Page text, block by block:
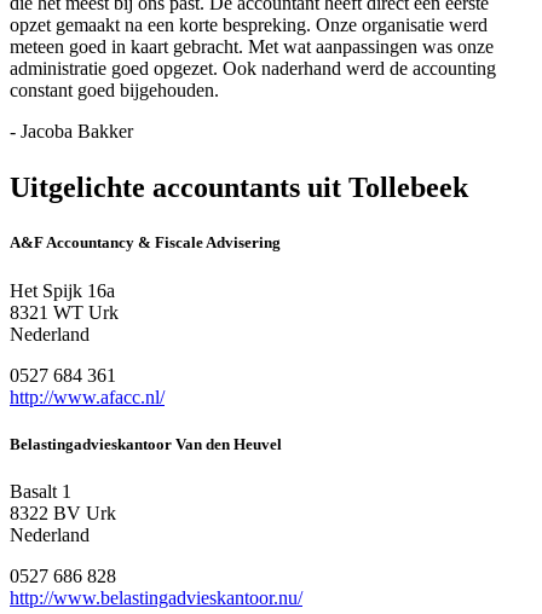
opzet gemaakt na een korte bespreking. Onze organisatie werd
meteen goed in kaart gebracht. Met wat aanpassingen was onze
administratie goed opgezet. Ook naderhand werd de accounting
constant goed bijgehouden.
- Jacoba Bakker
Uitgelichte accountants uit Tollebeek
A&F Accountancy & Fiscale Advisering
Het Spijk 16a
8321 WT Urk
Nederland
0527 684 361
http://www.afacc.nl/
Belastingadvieskantoor Van den Heuvel
Basalt 1
8322 BV Urk
Nederland
0527 686 828
http://www.belastingadvieskantoor.nu/